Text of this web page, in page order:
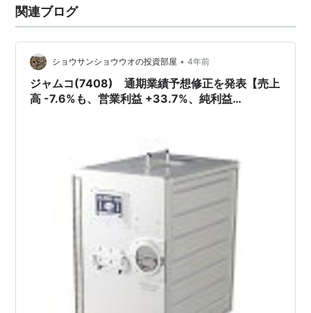
関連ブログ
ショウサンショウウオの投資部屋 • 4年前
ジャムコ(7408) 通期業績予想修正を発表【売上
高 -7.6%も、営業利益 +33.7%、純利益